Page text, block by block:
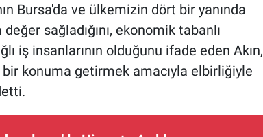
Bursa'da ve ülkemizin dört bir yanında
sağladığını, ekonomik tabanlı
iş insanlarının olduğunu ifade eden Akın,
bir konuma getirmek amacıyla elbirliğiyle